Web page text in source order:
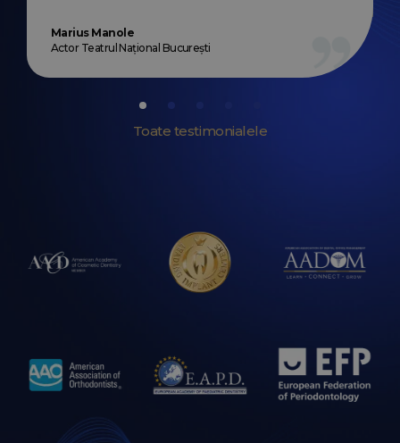
Toate testimonialele
Marius Manole
Actor Teatrul Național București